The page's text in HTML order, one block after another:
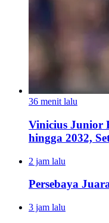
36 menit lalu
Vinicius Junior
hingga 2032,
2 jam lalu
Persebaya
3 jam lalu